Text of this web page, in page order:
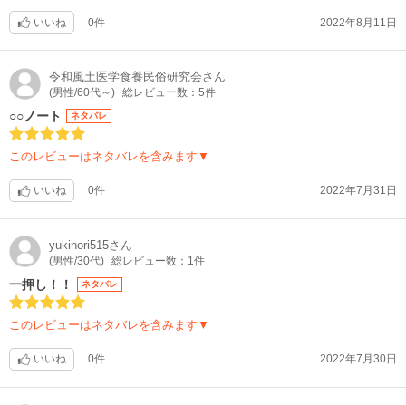
いいね 0件 2022年8月11日
令和風土医学食養民俗研究会さん
(男性/60代～) 総レビュー数：5件
○○ノート ネタバレ
このレビューはネタバレを含みます▼
いいね 0件 2022年7月31日
yukinori515さん
(男性/30代) 総レビュー数：1件
一押し！！ ネタバレ
このレビューはネタバレを含みます▼
いいね 0件 2022年7月30日